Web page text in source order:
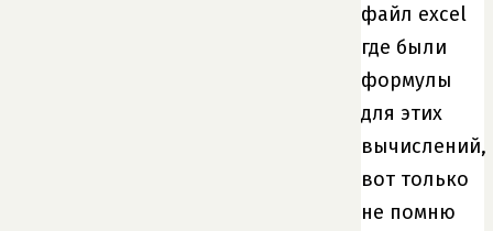
файл excel
где были
формулы
для этих
вычислений,
вот только
не помню